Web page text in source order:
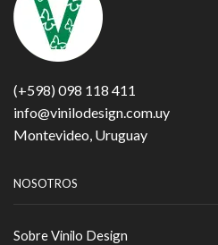
(+598) 098 118 411
info@vinilodesign.com.uy
Montevideo, Uruguay
NOSOTROS
Sobre Vinilo Design